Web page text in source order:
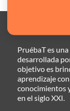
PruébaT es
desarrollada
objetivo es
aprendizaje
conocimientos
en el siglo XXI.